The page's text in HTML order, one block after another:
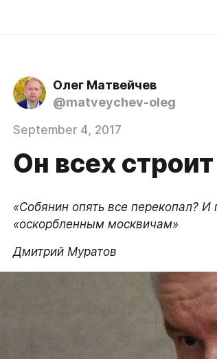
Олег Матвейчев
@matveychev-oleg
September 4, 2017
Он всех строит
«Собянин опять все перекопал?
«оскорбленным москвичам»
Дмитрий Муратов